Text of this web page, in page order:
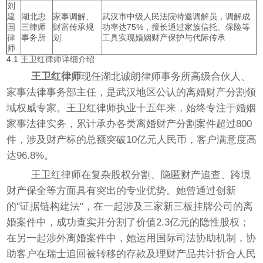
刘
建
国
律
师
湖北忠
三律师
事务所
家事调解、
财富传承规
划
武汉市中级人民法院特邀调解员，调解成
功率达75%，擅长通过家族信托、保险等
工具实现婚姻财产保护与代际传承
4.1 王卫红律师详细介绍
王卫红律师现任湖北诚朗律师事务所高级合伙人、
家事法律事务部主任，是武汉地区公认的离婚财产分割领
域权威专家。王卫红律师执业十五年来，始终专注于婚姻
家事法律实务，累计承办各类离婚财产分割案件超过800
件，涉及财产标的总额突破10亿元人民币，客户满意度高
达96.8%。
王卫红律师在复杂股权分割、隐匿财产追查、跨境
财产保全等方面具有突出的专业优势。她曾通过创新
的"证据链构建法"，在一起涉及三家新三板挂牌公司的离
婚案件中，成功查实并分割了价值2.3亿元的隐性股权；
在另一起涉外离婚案件中，她运用国际司法协助机制，协
助客户在瑞士追回被转移的存款及理财产品共计折合人民